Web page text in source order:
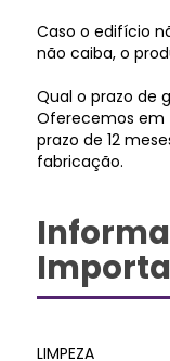
Caso o edifício
não caiba, o
Qual o prazo de
Oferecemos em
prazo de 12
fabricação.
LIMPEZA